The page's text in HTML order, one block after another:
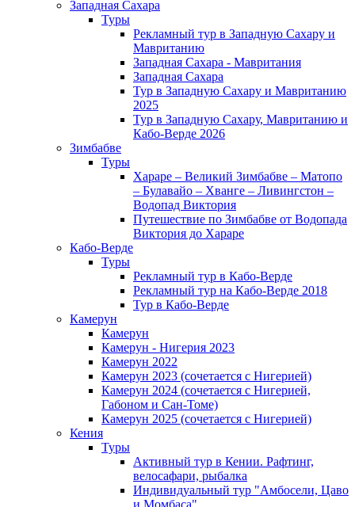
Западная Сахара
Туры
Рекламный тур в Западную Сахару и
Мавританию
Западная Сахара - Мавритания
Западная Сахара
Тур в Западную Сахару и Мавританию
2025
Тур в Западную Сахару, Мавританию и
Кабо-Верде 2026
Зимбабве
Туры
Хараре – Великий Зимбабве – Матопо
– Булавайо – Хванге – Ливингстон –
Водопад Виктория
Путешествие по Зимбабве от Водопада
Виктория до Хараре
Кабо-Верде
Туры
Рекламный тур в Кабо-Верде
Рекламный тур на Кабо-Верде 2018
Тур в Кабо-Верде
Камерун
Камерун
Камерун - Нигерия 2023
Камерун 2022
Камерун 2023 (сочетается с Нигерией)
Камерун 2024 (сочетается с Нигерией,
Габоном и Сан-Томе)
Камерун 2025 (сочетается с Нигерией)
Кения
Туры
Активный тур в Кении. Рафтинг,
велосафари, рыбалка
Индивидуальный тур "Амбосели, Цаво
и Момбаса"